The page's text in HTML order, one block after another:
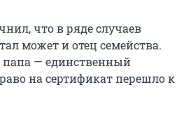
что в ряде случаев
может и отец семейства.
папа — единственный
на сертификат перешло к